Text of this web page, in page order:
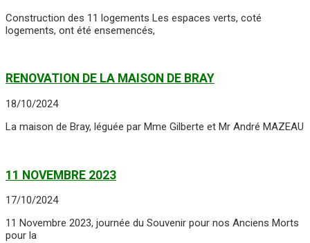
Construction des 11 logements Les espaces verts, coté
logements, ont été ensemencés,
RENOVATION DE LA MAISON DE BRAY
18/10/2024
La maison de Bray, léguée par Mme Gilberte et Mr André MAZEAU
11 NOVEMBRE 2023
17/10/2024
11 Novembre 2023, journée du Souvenir pour nos Anciens Morts
pour la